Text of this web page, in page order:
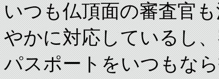
いつも仏頂面の審査官
やかに対応しているし
パスポートをいつもな